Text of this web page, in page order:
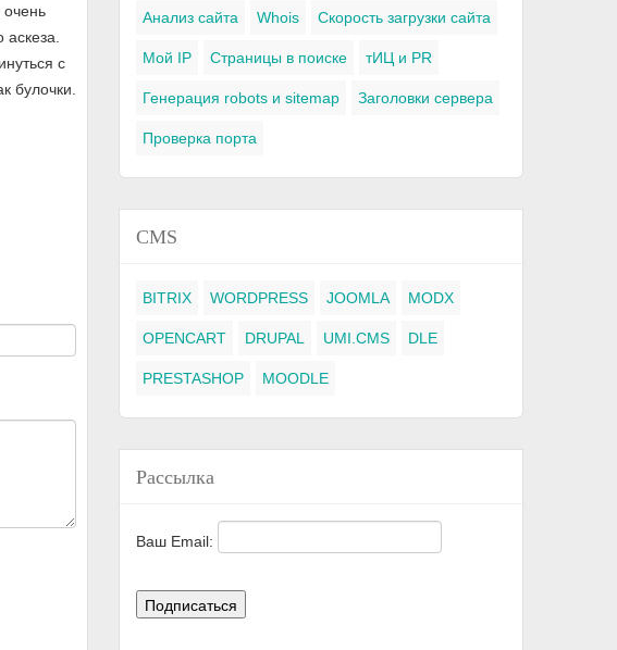
очень
с
булочки.
Анализ сайта Whois Скорость загрузки сайта
Мой IP Страницы в поиске тИЦ и PR
Генерация robots и sitemap Заголовки сервера
Проверка порта
CMS
BITRIX WORDPRESS JOOMLA MODX
OPENCART DRUPAL UMI.CMS DLE
PRESTASHOP MOODLE
Рассылка
Ваш Email: